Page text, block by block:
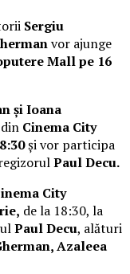
Sergiu
vor ajunge
Mall pe 16
și Ioana
Cinema City
și vor participa
Paul Decu.
City
de la 18:30, la
Paul Decu, alături
Azaleea